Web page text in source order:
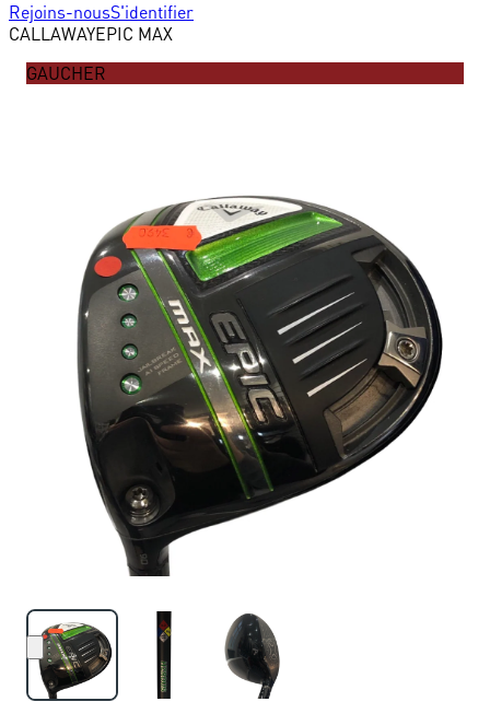
Rejoins-nousS'identifier
CALLAWAYEPIC MAX
GAUCHER